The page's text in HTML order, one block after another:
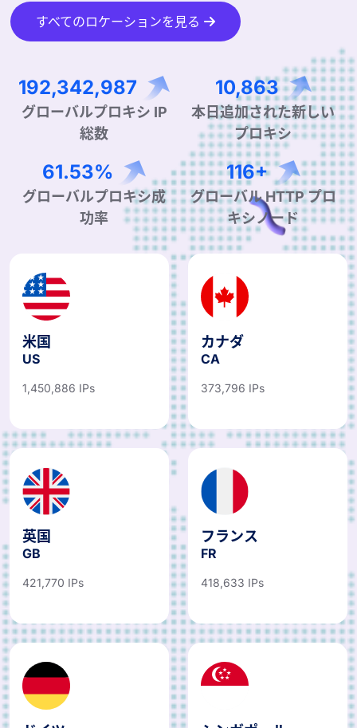
すべてのロケーションを見る
305,444,853
グローバルプロキシ IP
17,252
本日追加された新しい
プロキシ
98.52%
グローバルプロキシ成
186+
グローバル HTTP プロ
キシノード
米国
US
カナダ
CA
英国
GB
フランス
FR